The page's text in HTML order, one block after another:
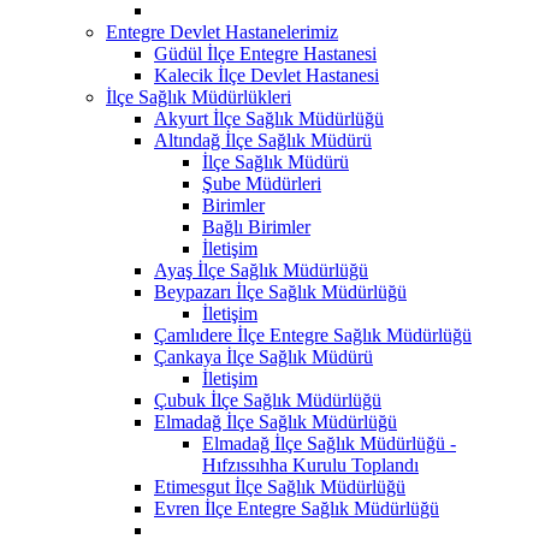
Entegre Devlet Hastanelerimiz
Güdül İlçe Entegre Hastanesi
Kalecik İlçe Devlet Hastanesi
İlçe Sağlık Müdürlükleri
Akyurt İlçe Sağlık Müdürlüğü
Altındağ İlçe Sağlık Müdürü
İlçe Sağlık Müdürü
Şube Müdürleri
Birimler
Bağlı Birimler
İletişim
Ayaş İlçe Sağlık Müdürlüğü
Beypazarı İlçe Sağlık Müdürlüğü
İletişim
Çamlıdere İlçe Entegre Sağlık Müdürlüğü
Çankaya İlçe Sağlık Müdürü
İletişim
Çubuk İlçe Sağlık Müdürlüğü
Elmadağ İlçe Sağlık Müdürlüğü
Elmadağ İlçe Sağlık Müdürlüğü -
Hıfzıssıhha Kurulu Toplandı
Etimesgut İlçe Sağlık Müdürlüğü
Evren İlçe Entegre Sağlık Müdürlüğü